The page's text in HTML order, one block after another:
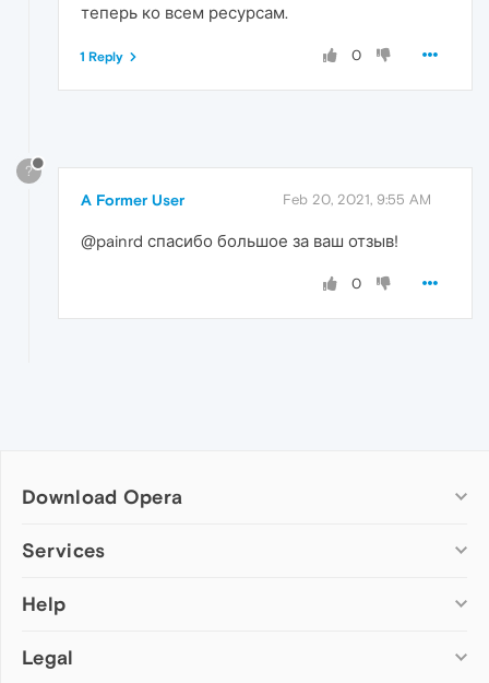
теперь ко всем ресурсам.
0
1 Reply
?
A Former User Feb 20, 2021, 9:55 AM
@painrd спасибо большое за ваш отзыв!
0
Download Opera
Computer browsers
Opera for Mac
Opera beta version
Services
Add-ons
Wallpapers
Help
Help & support
Legal